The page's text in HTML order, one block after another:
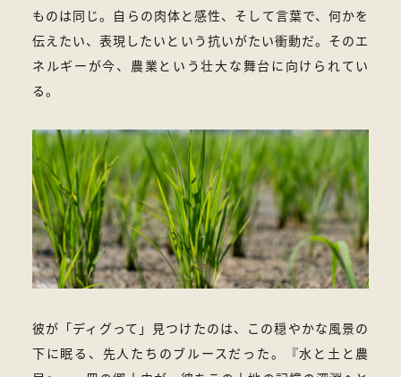
ものは同じ。自らの肉体と感性、そして言葉で、何かを
伝えたい、表現したいという抗いがたい衝動だ。そのエ
ネルギーが今、農業という壮大な舞台に向けられてい
る。
彼が「ディグって」見つけたのは、この穏やかな風景の
下に眠る、先人たちのブルースだった。『水と土と農